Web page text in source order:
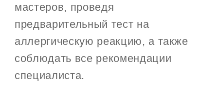
мастеров, проведя
предварительный тест на
аллергическую реакцию, а также
соблюдать все рекомендации
специалиста.